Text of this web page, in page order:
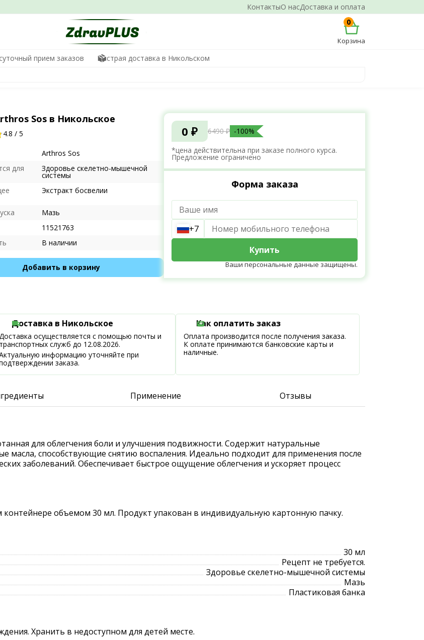
КонтактыО насДоставка и оплата
0
Корзина
прием заказов Быстрая доставка в Никольском
Sos в Никольское
4.8 / 5
Arthros Sos
для
Здоровье скелетно-мышечной
системы
Экстракт босвелии
Мазь
11521763
В наличии
Добавить в корзину
0 ₽ 6490 ₽ -100%
*цена действительна при заказе полного курса.
Предложение ограничено
Форма заказа
+7
Купить
Ваши персональные данные защищены.
Доставка в Никольское
осуществляется с помощью почты и
транспортных служб до 12.08.2026.
информацию уточняйте при
заказа.
Как оплатить заказ
Оплата производится после получения заказа.
К оплате принимаются банковские карты и
наличные.
Применение Отзывы
для облегчения боли и улучшения подвижности. Содержит натуральные
масла, способствующие снятию воспаления. Идеально подходит для применения после
заболеваний. Обеспечивает быстрое ощущение облегчения и ускоряет процесс
объемом 30 мл. Продукт упакован в индивидуальную картонную пачку.
30 мл
Рецепт не требуется.
Здоровье скелетно-мышечной системы
Мазь
Пластиковая банка
Хранить в недоступном для детей месте.